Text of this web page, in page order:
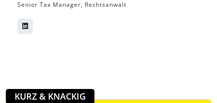
Senior Tax Manager, Rechtsanwalt
KURZ & KNACKIG